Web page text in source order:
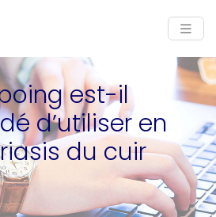
est-il
d’utiliser en
du cuir